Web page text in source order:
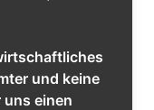
und keine
uns einen